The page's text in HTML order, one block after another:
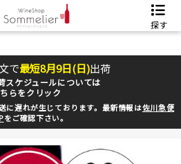
探す
で最短8月9日(日)出荷
スケジュールについては
らをクリック
に遅れが生じております。最新情報は佐川急便
をご確認下さい。